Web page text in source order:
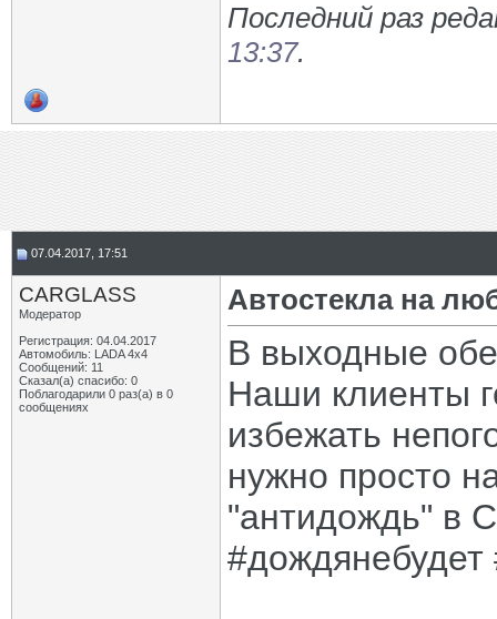
Последний раз
13:37.
07.04.2017, 17:51
CARGLASS
Модератор
Регистрация: 04.04.2017
Автомобиль: LADA 4x4
Сообщений: 11
Сказал(а) спасибо: 0
Поблагодарили 0 раз(а) в 0
сообщениях
Автостекла на
В выходные
Наши клиенты
избежать
нужно просто
"антидождь" в
#дождянебудет